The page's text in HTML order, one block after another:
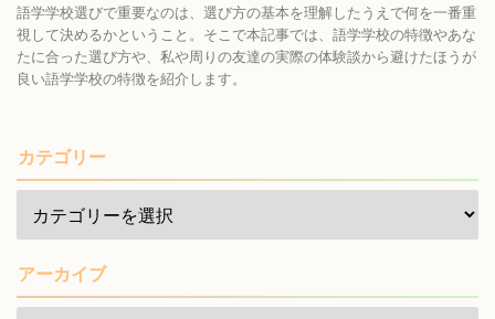
語学学校選びで重要なのは、選び方の基本を理解したうえで何を一番重
視して決めるかということ。そこで本記事では、語学学校の特徴やあな
たに合った選び方や、私や周りの友達の実際の体験談から避けたほうが
良い語学学校の特徴を紹介します。
カテゴリー
アーカイブ